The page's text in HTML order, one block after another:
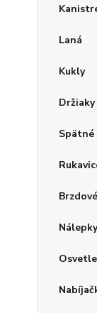
Laná
Kukly
Držiaky
Spätné
Nálepky